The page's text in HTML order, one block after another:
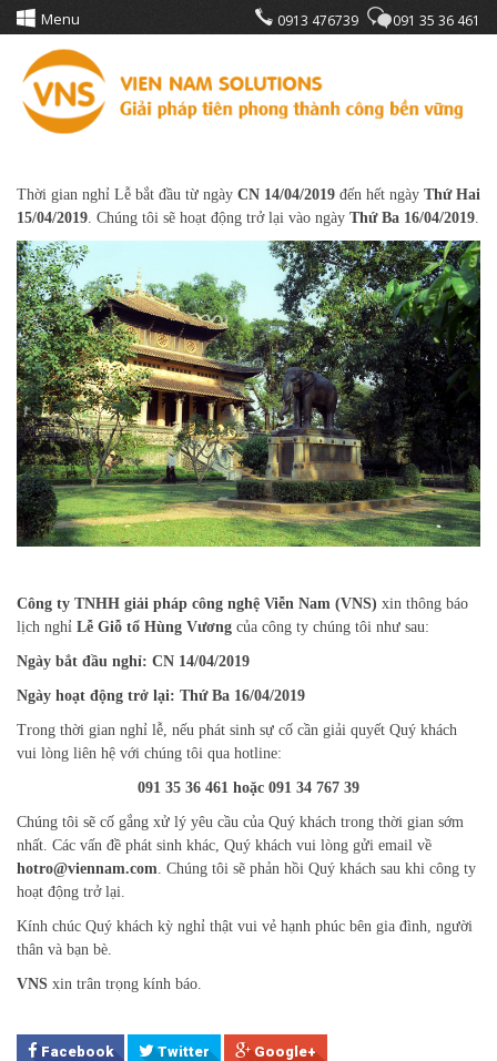
Menu 0913 476739 091 35 36 461
Thời gian nghỉ Lễ bắt đầu từ ngày CN 14/04/2019 đến hết ngày Thứ Hai
15/04/2019 . Chúng tôi sẽ hoạt động trở lại vào ngày Thứ Ba 16/04/2019
Công ty TNHH giải pháp công nghệ Viễn Nam (VNS) xin thông báo
lịch nghỉ Lễ Giỗ tổ Hùng Vương của công ty chúng tôi như sau:
Ngày bắt đầu nghỉ: CN 14/04/2019
Ngày hoạt động trở lại: Thứ Ba 16/04/2019
Trong thời gian nghỉ lễ, nếu phát sinh sự cố cần giải quyết Quý khách
vui lòng liên hệ với chúng tôi qua hotline:
091 35 36 461 hoặc 091 34 767 39
Chúng tôi sẽ cố gắng xử lý yêu cầu của Quý khách trong thời gian sớm
nhất. Các vấn đề phát sinh khác, Quý khách vui lòng gửi email về
hotro@viennam.com . Chúng tôi sẽ phản hồi Quý khách sau khi công ty
hoạt động trở lại.
Kính chúc Quý khách kỳ nghỉ thật vui vẻ hạnh phúc bên gia đình, người
thân và bạn bè.
VNS xin trân trọng kính báo.
Facebook Twitter Google+